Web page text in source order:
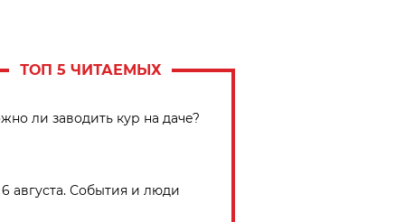
ТОП 5 ЧИТАЕМЫХ
ли заводить кур на даче?
6 августа. События и люди